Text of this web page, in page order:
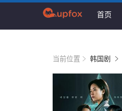
首页
当前位置 韩国剧